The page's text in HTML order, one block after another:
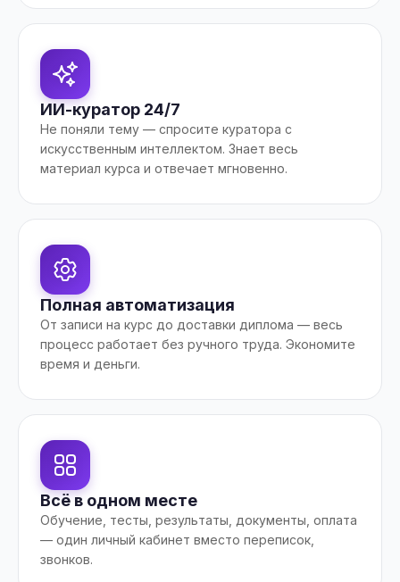
ИИ-куратор 24/7
Не поняли тему — спросите куратора с
искусственным интеллектом. Знает весь
материал курса и отвечает мгновенно.
Полная автоматизация
От записи на курс до доставки диплома — весь
процесс работает без ручного труда. Экономите
время и деньги.
Всё в одном месте
Обучение, тесты, результаты, документы, оплата
— один личный кабинет вместо переписок,
звонков.